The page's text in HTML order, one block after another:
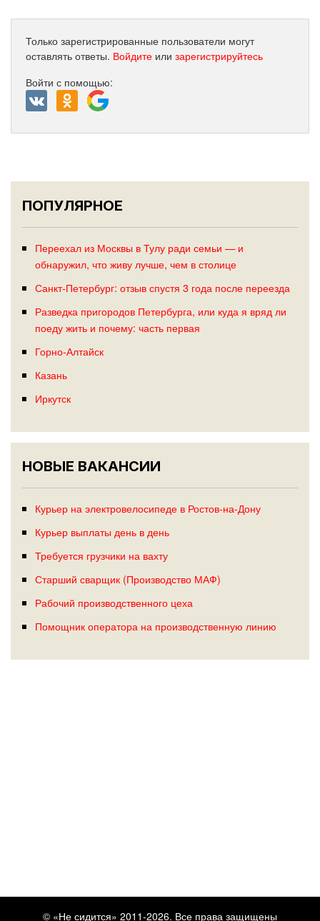
Только зарегистрированные пользователи могут
оставлять ответы. Войдите или зарегистрируйтесь
Войти с помощью:
ПОПУЛЯРНОЕ
Переехал из Москвы в Тулу ради семьи — и
обнаружил, что живу лучше, чем в столице
Санкт-Петербург: отзыв спустя 3 года после переезда
Разведка пригородов Петербурга, или куда я вряд ли
поеду жить и почему: часть первая
Горно-Алтайск
Казань
Иркутск
НОВЫЕ ВАКАНСИИ
Курьер на электровелосипеде в Ростов-на-Дону
Курьер выплаты день в день
Требуется грузчики на вахту
Старший сварщик (Производство МАФ)
Рабочий производственного цеха
Помощник оператора на производственную линию
© «Не сидится» 2011-2026. Все права защищены